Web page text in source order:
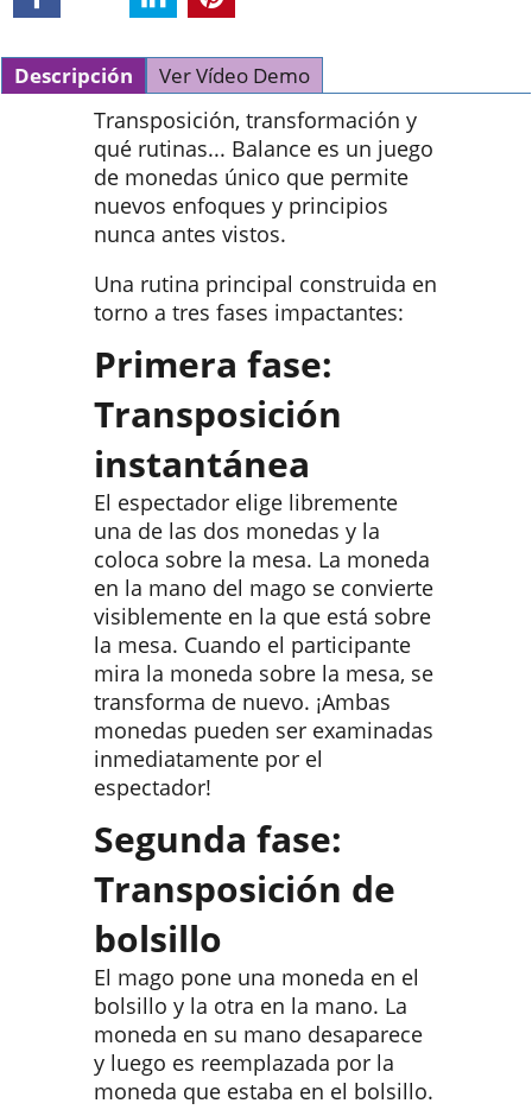
Descripción Ver Vídeo Demo
Transposición, transformación y
qué rutinas... Balance es un juego
de monedas único que permite
nuevos enfoques y principios
nunca antes vistos.
Una rutina principal construida en
torno a tres fases impactantes:
Primera fase:
Transposición
instantánea
El espectador elige libremente
una de las dos monedas y la
coloca sobre la mesa. La moneda
en la mano del mago se convierte
visiblemente en la que está sobre
la mesa. Cuando el participante
mira la moneda sobre la mesa, se
transforma de nuevo. ¡Ambas
monedas pueden ser examinadas
inmediatamente por el
espectador!
Segunda fase:
Transposición de
bolsillo
El mago pone una moneda en el
bolsillo y la otra en la mano. La
moneda en su mano desaparece
y luego es reemplazada por la
moneda que estaba en el bolsillo.